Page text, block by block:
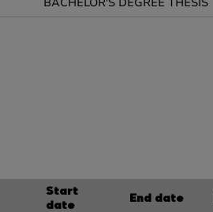
Start
date
End date